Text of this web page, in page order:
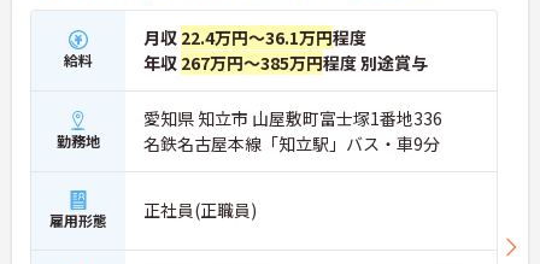
給料
月収 22.4万円～36.1万円程度
年収 267万円～385万円程度 別途賞与
勤務地
愛知県 知立市 山屋敷町富士塚1番地336
名鉄名古屋本線「知立駅」バス・車9分
雇用形態 正社員(正職員)